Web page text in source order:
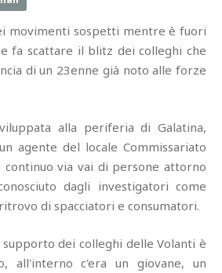
movimenti sospetti mentre è fuori
fa scattare il blitz dei colleghi che
di un 23enne già noto alle forze
alla periferia di Galatina,
agente del locale Commissariato
continuo via vai di persone attorno
dagli investigatori come
di spacciatori e consumatori.
dei colleghi delle Volanti è
all'interno c'era un giovane, un